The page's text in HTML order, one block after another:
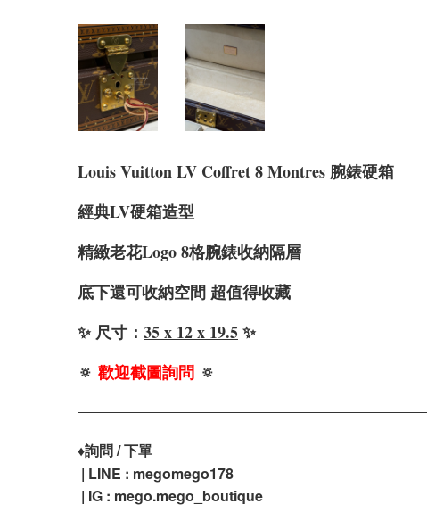
Louis Vuitton LV Coffret 8 Montres 腕錶硬箱
經典LV硬箱造型
精緻老花Logo 8格腕錶收納隔層
底下還可收納空間 超值得收藏
✨ 尺寸： 35 x 12 x 19.5✨
🔅 歡迎截圖詢問 🔅
♦️詢問 / 下單
| LINE : megomego178
| IG : mego.mego_boutique